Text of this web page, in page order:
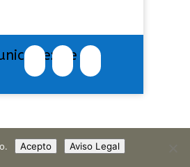
exige
Acepto Aviso Legal